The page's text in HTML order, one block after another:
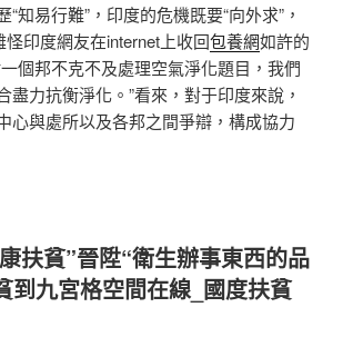
知易行難”，印度的危機既要“向外求”，
怪印度網友在internet上收回包養網如許的
個邦不克不及處理空氣淨化題目，我們
盡力抗衡淨化。”看來，對于印度來說，
心與處所以及各邦之間爭辯，構成協力
扶貧”晉陞“衛生辦事東西的品
到九宮格空間在線_國度扶貧